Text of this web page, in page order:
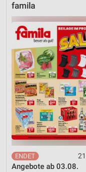
famila
Angebote ab 03.08.